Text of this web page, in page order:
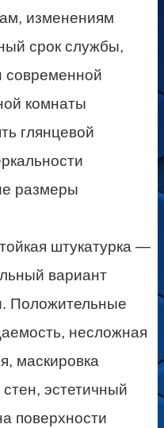
изменениям
срок службы,
современной
комнаты
глянцевой
размеры
штукатурка —
вариант
Положительные
несложная
маскировка
эстетичный
поверхности